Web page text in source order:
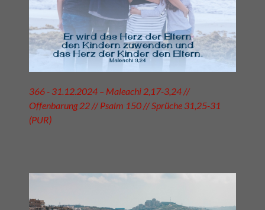
366 - 31.12.2024 – Maleachi 2,17-3,24 //
Offenbarung 22 // Psalm 150 // Sprüche 31,25-31
(PUR)